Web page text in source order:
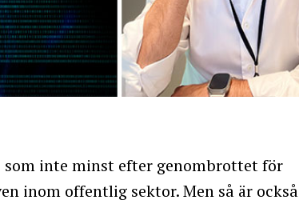
inte minst efter genombrottet för
inom offentlig sektor. Men så är också